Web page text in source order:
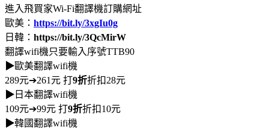
進入飛買家Wi-Fi翻譯機訂購網址
歐美： https://bit.ly/3xgIu0g
日韓： https://bit.ly/3QcMirW
翻譯wifi機只要輸入序號TTB90
▶歐美翻譯wifi機
289元➔261元 打9折折扣28元
▶ 日本翻譯wifi機
109元➔99元 打9折折扣10元
▶韓國翻譯wifi機